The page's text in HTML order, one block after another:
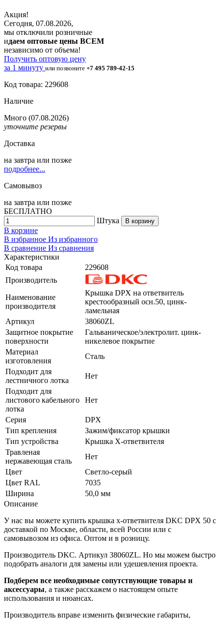
Акция!
Сегодня, 07.08.2026,
мы отключили розничные
идаем оптовые цены ВСЕМ
независимо от объема!
Получить оптовую цену
за 1 минуту или позвоните +7 495 789-42-15
Код товара: 229608
Наличие
Много (07.08.2026)
уточните резервы
Доставка
на завтра или позже
подробнее...
Самовывоз
на завтра или позже
БЕСПЛАТНО
Штука
В корзину
В корзине
В избранное Из избранного
В сравнение Из сравнения
Характеристики
Код товара
229608
Производитель
Наименование
производителя
Крышка DPX на ответвитель
крестообразный осн.50, цинк-
ламельная
Артикул
38060ZL
Защитное покрытие
поверхности
Гальваническое/электролит. цинк-
никелевое покрытие
Материал
изготовления
Сталь
Подходит для
лестничного лотка
Нет
Подходит для
листового кабельного
лотка
Нет
Серия
DPX
Тип крепления
Зажим/фиксатор крышки
Тип устройства
Крышка X-ответвителя
Травленая
нержавеющая сталь
Нет
Цвет
Светло-серый
Цвет RAL
7035
Ширина
50,0 мм
Описание
У нас вы можете купить крышка x-ответвителя DKC DPX 50 с
доставкой по Москве, области, всей России или с
самовывозом из офиса. Оптом и в розницу.
Производитель DKC. Артикул 38060ZL. Но мы можем быстро
подобрать аналоги для замены или удешевления проекта.
Подберем все необходимые сопутствующие товары и
аксессуары, а также расскажем о настоящем опыте
использования и нюансах.
Производитель вправе изменить физические габариты,